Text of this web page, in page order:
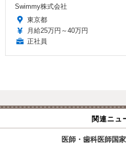
Swimmy株式会社
東京都
月給25万円～40万円
正社員
関連ニュ
医師・歯科医師国